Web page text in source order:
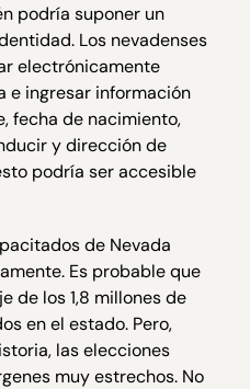
podría suponer un
Los nevadenses
electrónicamente
e ingresar información
fecha de nacimiento,
y dirección de
podría ser accesible
de Nevada
Es probable que
de los 1,8 millones de
en el estado. Pero,
las elecciones
muy estrechos. No